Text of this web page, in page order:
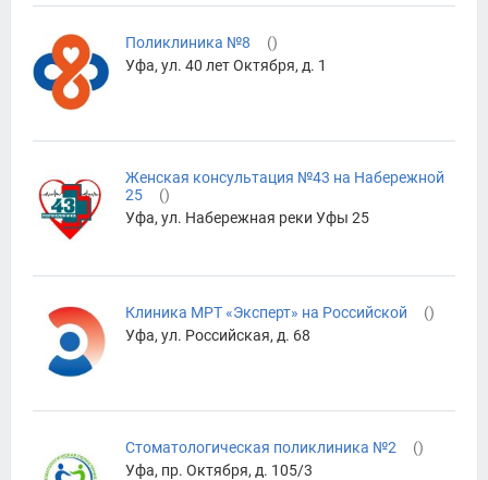
Поликлиника №8 ()
Уфа, ул. 40 лет Октября, д. 1
Женская консультация №43 на Набережной
25
()
Уфа, ул. Набережная реки Уфы 25
Клиника МРТ «Эксперт» на Российской ()
Уфа, ул. Российская, д. 68
Стоматологическая поликлиника №2 ()
Уфа, пр. Октября, д. 105/3